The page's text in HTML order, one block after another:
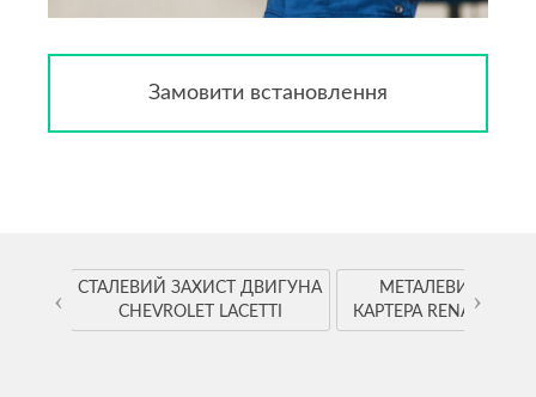
Замовити встановлення
СТАЛЕВИЙ ЗАХИСТ ДВИГУНА
CHEVROLET LACETTI
МЕТАЛЕВИЙ
КАРТЕРА RENAULT
‹ ›